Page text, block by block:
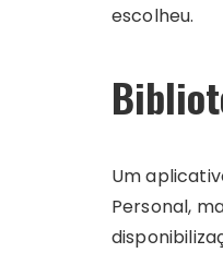
escolheu.
Um
Personal,